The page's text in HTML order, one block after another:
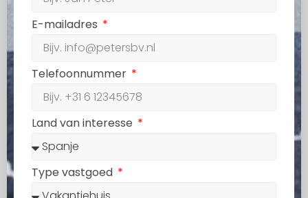
E-mailadres
Telefoonnummer
Land van interesse
Type vastgoed